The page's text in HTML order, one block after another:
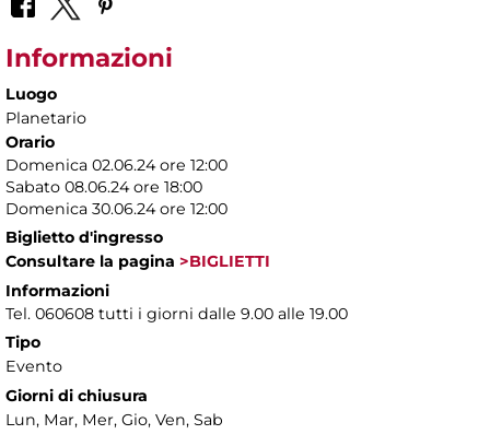
Informazioni
Luogo
Planetario
Orario
Domenica 02.06.24 ore 12:00
Sabato 08.06.24 ore 18:00
Domenica 30.06.24 ore 12:00
Biglietto d'ingresso
Consultare la pagina >BIGLIETTI
Informazioni
Tel. 060608 tutti i giorni dalle 9.00 alle 19.00
Tipo
Evento
Giorni di chiusura
Lun, Mar, Mer, Gio, Ven, Sab